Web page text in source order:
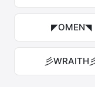
◤OMEN◥
彡WRAITH